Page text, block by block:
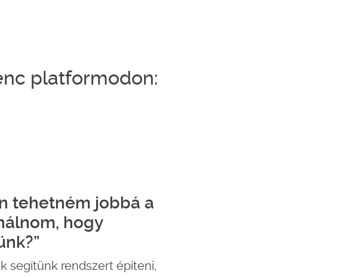
platformodon:
tehetném jobbá a
hogy
segítünk rendszert építeni,